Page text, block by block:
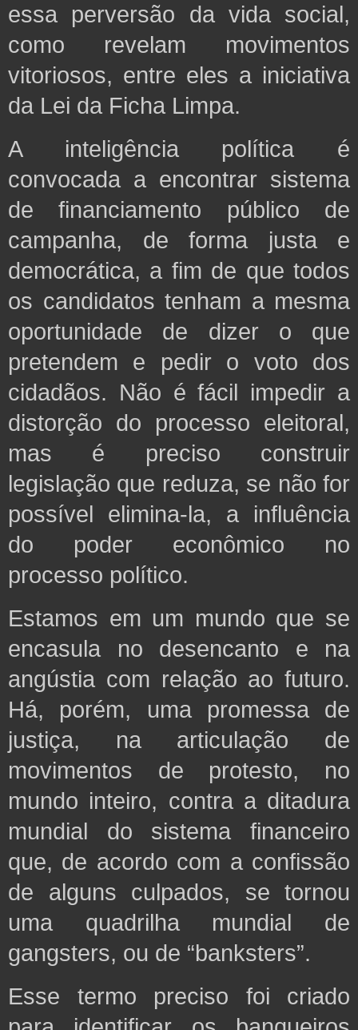
essa perversão da vida social,
como revelam movimentos
vitoriosos, entre eles a iniciativa
da Lei da Ficha Limpa.
A inteligência política é
convocada a encontrar sistema
de financiamento público de
campanha, de forma justa e
democrática, a fim de que todos
os candidatos tenham a mesma
oportunidade de dizer o que
pretendem e pedir o voto dos
cidadãos. Não é fácil impedir a
distorção do processo eleitoral,
mas é preciso construir
legislação que reduza, se não for
possível elimina-la, a influência
do poder econômico no
processo político.
Estamos em um mundo que se
encasula no desencanto e na
angústia com relação ao futuro.
Há, porém, uma promessa de
justiça, na articulação de
movimentos de protesto, no
mundo inteiro, contra a ditadura
mundial do sistema financeiro
que, de acordo com a confissão
de alguns culpados, se tornou
uma quadrilha mundial de
gangsters, ou de “banksters”.
Esse termo preciso foi criado